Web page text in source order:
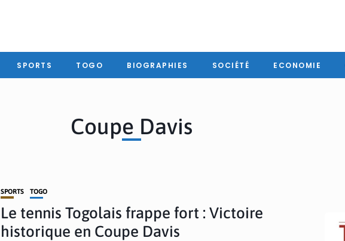
SPORTS TOGO BIOGRAPHIES SOCIÉTÉ ECONOMIE
Coupe Davis
SPORTS TOGO
Le tennis Togolais frappe fort : Victoire
historique en Coupe Davis